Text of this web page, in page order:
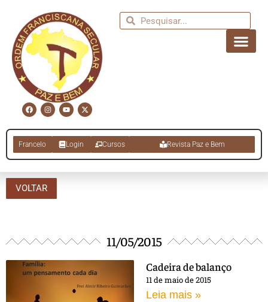
Francelo Login Cursos Revista Paz e Bem
VOLTAR
11/05/2015
Cadeira de balanço
11 de maio de 2015
Leia mais »